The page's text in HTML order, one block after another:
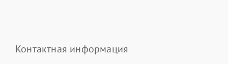
Контактная информация